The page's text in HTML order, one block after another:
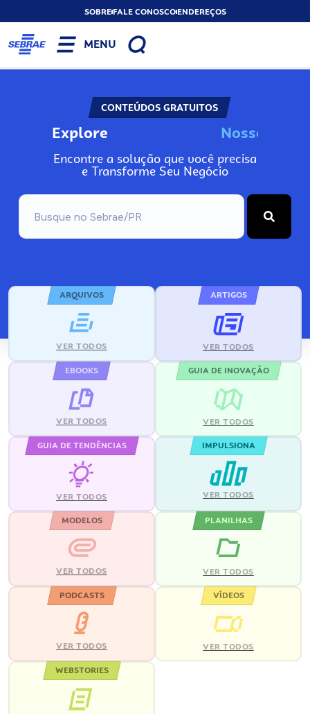
SOBREFALE CONOSCOENDEREÇOS
MENU
CONTEÚDOS GRATUITOS
Explore Nosso
Encontre a solução que você precisa
e Transforme Seu Negócio
ARQUIVOS
VER TODOS
ARTIGOS
VER TODOS
EBOOKS
VER TODOS
GUIA DE INOVAÇÃO
VER TODOS
GUIA DE TENDÊNCIAS
VER TODOS
IMPULSIONA
VER TODOS
MODELOS
VER TODOS
PLANILHAS
VER TODOS
PODCASTS
VER TODOS
VÍDEOS
VER TODOS
WEBSTORIES